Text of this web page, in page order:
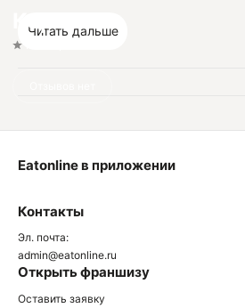
Корова
Читать дальше
Контакты
Эл. почта:
admin@eatonline.ru
Открыть франшизу
Оставить заявку
Eatonline в приложении